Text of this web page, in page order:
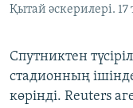
Қытай әскерилері.
Спутниктен
стадионның
көрінді. Reuters